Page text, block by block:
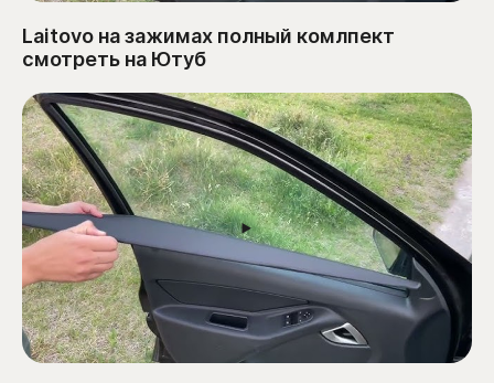
Laitovo на зажимах полный комлпект
смотреть на Ютуб